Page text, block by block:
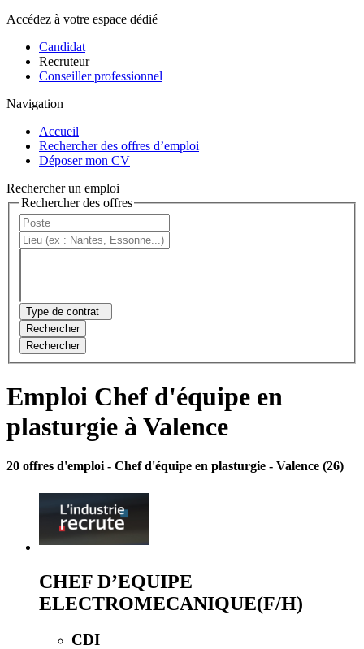
Accédez à votre espace dédié
Candidat
Recruteur
Conseiller professionnel
Navigation
Accueil
Rechercher des offres d’emploi
Déposer mon CV
Rechercher un emploi
Rechercher des offres
Type de contrat
Rechercher
Rechercher
Emploi Chef d'équipe en
plasturgie à Valence
20 offres d'emploi - Chef d'équipe en plasturgie - Valence (26)
CHEF D’EQUIPE
ELECTROMECANIQUE(F/H)
CDI